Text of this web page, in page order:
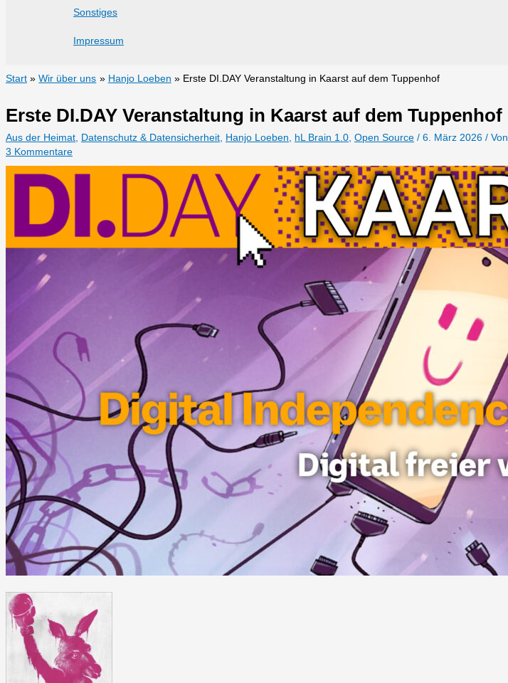
Sonstiges
Impressum
Start Wir über uns Hanjo Loeben Erste DI.DAY Veranstaltung in Kaarst auf dem Tuppenhof
Erste DI.DAY Veranstaltung in Kaarst auf dem Tuppenhof
Aus der Heimat Datenschutz & Datensicherheit Hanjo Loeben hL Brain 1.0 Open Source / 6. März 2026 / Von
3 Kommentare